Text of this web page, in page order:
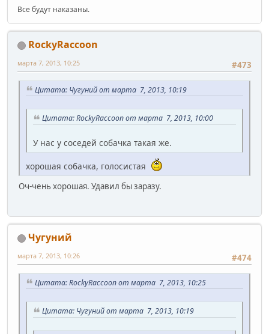
Все будут наказаны.
RockyRaccoon
#473
марта 7, 2013, 10:25
Цитата: Чугуний от марта 7, 2013, 10:19
Цитата: RockyRaccoon от марта 7, 2013, 10:00
У нас у соседей собачка такая же.
хорошая собачка, голосистая
Оч-чень хорошая. Удавил бы заразу.
Чугуний
#474
марта 7, 2013, 10:26
Цитата: RockyRaccoon от марта 7, 2013, 10:25
Цитата: Чугуний от марта 7, 2013, 10:19